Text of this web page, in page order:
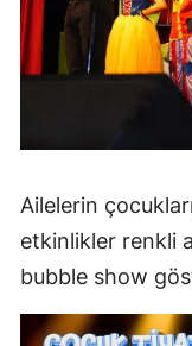
Ailelerin
etkinlikler renkli
bubble show